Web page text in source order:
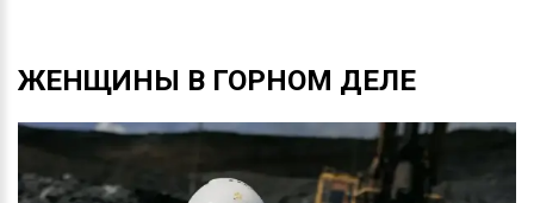
ЖЕНЩИНЫ В ГОРНОМ ДЕЛЕ